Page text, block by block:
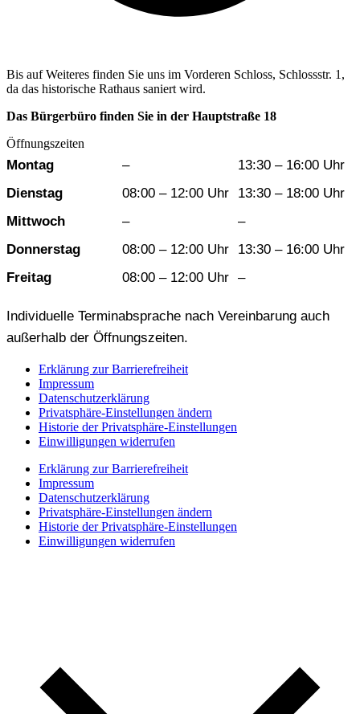
Bis auf Weiteres finden Sie uns im Vorderen Schloss, Schlossstr. 1,
da das historische Rathaus saniert wird.
Das Bürgerbüro finden Sie in der Hauptstraße 18
Öffnungszeiten
Wochentag Vormittag
Montag –
13:30 – 16:00 Uhr
Dienstag
08:00 – 12:00 Uhr
13:30 – 18:00 Uhr
Mittwoch
–
–
Donnerstag
08:00 – 12:00 Uhr
13:30 – 16:00 Uhr
Freitag
08:00 – 12:00 Uhr –
Individuelle Terminabsprache nach Vereinbarung auch
außerhalb der Öffnungszeiten.
Erklärung zur Barrierefreiheit
Impressum
Datenschutzerklärung
Privatsphäre-Einstellungen ändern
Historie der Privatsphäre-Einstellungen
Einwilligungen widerrufen
Erklärung zur Barrierefreiheit
Impressum
Datenschutzerklärung
Privatsphäre-Einstellungen ändern
Historie der Privatsphäre-Einstellungen
Einwilligungen widerrufen